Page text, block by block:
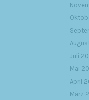
Juli
Mai
April
März